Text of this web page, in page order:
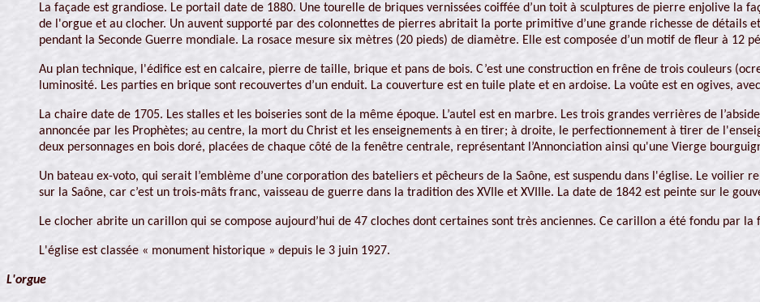
La façade est grandiose. Le portail date de 1880. Une tourelle de briques vernissées coiffée d’un toit à sculptures de pierre enjolive la
de l'orgue et au clocher. Un auvent supporté par des colonnettes de pierres abritait la porte primitive d’une grande richesse de détails
pendant la Seconde Guerre mondiale. La rosace mesure six mètres (20 pieds) de diamètre. Elle est composée d’un motif de fleur à 12
Au plan technique, l'édifice est en calcaire, pierre de taille, brique et pans de bois. C’est une construction en frêne de trois couleurs
luminosité. Les parties en brique sont recouvertes d’un enduit. La couverture est en tuile plate et en ardoise. La voûte est en ogives,
La chaire date de 1705. Les stalles et les boiseries sont de la même époque. L’autel est en marbre. Les trois grandes verrières de
annoncée par les Prophètes; au centre, la mort du Christ et les enseignements à en tirer; à droite, le perfectionnement à tirer de
deux personnages en bois doré, placées de chaque côté de la fenêtre centrale, représentant l’Annonciation ainsi qu'une Vierge
Un bateau ex-voto, qui serait l’emblème d’une corporation des bateliers et pêcheurs de la Saône, est suspendu dans l'église. Le voilier
sur la Saône, car c’est un trois-mâts franc, vaisseau de guerre dans la tradition des XVIIe et XVIIIe. La date de 1842 est peinte sur le
Le clocher abrite un carillon qui se compose aujourd’hui de 47 cloches dont certaines sont très anciennes. Ce carillon a été fondu par la
L'église est classée « monument historique » depuis le 3 juin 1927.
L'orgue